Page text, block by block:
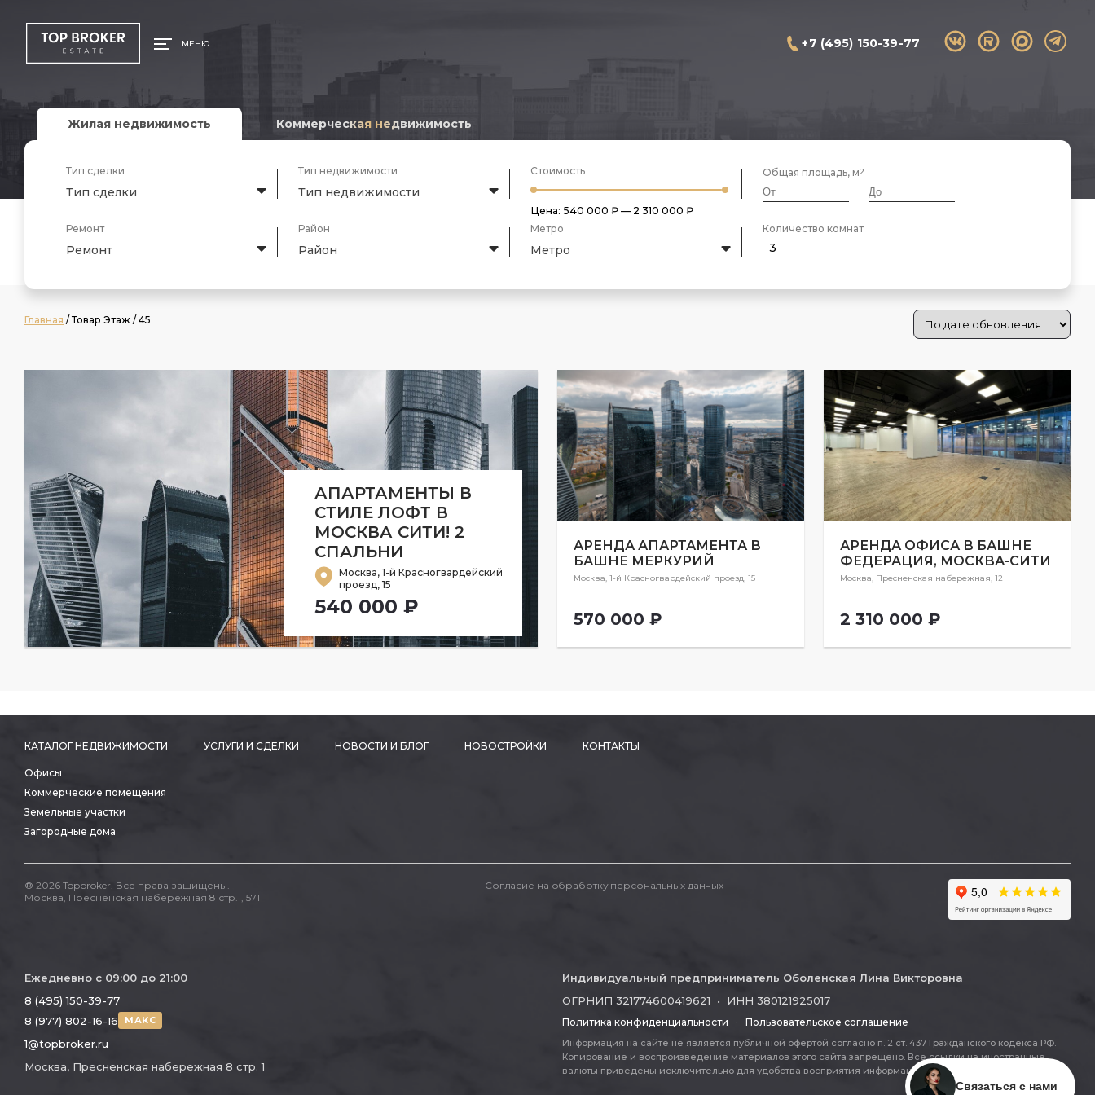
МЕНЮ +7 (495) 150-39-77
Жилая недвижимость Коммерческая недвижимость
Тип сделки
Тип сделки
Тип недвижимости
Тип недвижимости
Стоимость
Цена: 540 000 ₽ — 2 310 000 ₽
Общая площадь, м
Ремонт
Ремонт
Район
Район
Метро
Метро
Количество комнат
3
Главная / Товар Этаж / 45
АПАРТАМЕНТЫ В
СТИЛЕ ЛОФТ В
МОСКВА СИТИ! 2
СПАЛЬНИ
Москва, 1-й Красногвардейский
проезд, 15
540 000 ₽
АРЕНДА АПАРТАМЕНТА В
БАШНЕ МЕРКУРИЙ
Москва, 1-й Красногвардейский проезд, 15
570 000 ₽
АРЕНДА ОФИСА В БАШНЕ
ФЕДЕРАЦИЯ, МОСКВА-СИТИ
Москва, Пресненская набережная, 12
2 310 000 ₽
КАТАЛОГ НЕДВИЖИМОСТИ
Офисы
Коммерческие помещения
Земельные участки
Загородные дома
УСЛУГИ И СДЕЛКИ НОВОСТИ И БЛОГ НОВОСТРОЙКИ КОНТАКТЫ
® 2026 Topbroker. Все права защищены.
Москва, Пресненская набережная 8 стр.1, 571
Согласие на обработку персональных данных
Ежедневно с 09:00 до 21:00
8 (495) 150-39-77
8 (977) 802-16-16
МАКС
1@topbroker.ru
Москва, Пресненская набережная 8 стр. 1
Индивидуальный предприниматель Оболенская Лина Викторовна
ОГРНИП 321774600419621 • ИНН 380121925017
Политика конфиденциальности · Пользовательское соглашение
Информация на сайте не является публичной офертой согласно п. 2 ст. 437 Гражданского кодекса РФ.
Копирование и воспроизведение материалов этого сайта запрещено. Все ссылки на иностранные
валюты приведены исключительно для удобства восприятия информации (п. 2 ст. 437 ГК РФ).
Связаться с нами